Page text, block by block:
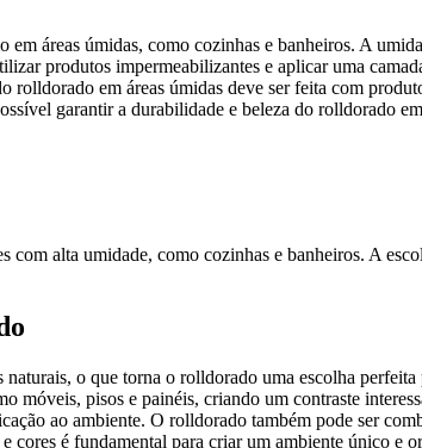
áreas úmidas, como cozinhas e banheiros. A
produtos impermeabilizantes e aplicar uma
em áreas úmidas deve ser feita com
garantir a durabilidade e beleza do rolldorado
alta umidade, como cozinhas e banheiros. A
o que torna o rolldorado uma escolha
móveis, pisos e painéis, criando um contraste
ao ambiente. O rolldorado também pode ser
é fundamental para criar um ambiente único e